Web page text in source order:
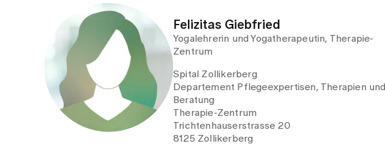
Felizitas Giebfried
Yogalehrerin und Yogatherapeutin, Therapie-
Zentrum
Spital Zollikerberg
Departement Pflegeexpertisen, Therapien und
Beratung
Therapie-Zentrum
Trichtenhauserstrasse 20
8125 Zollikerberg